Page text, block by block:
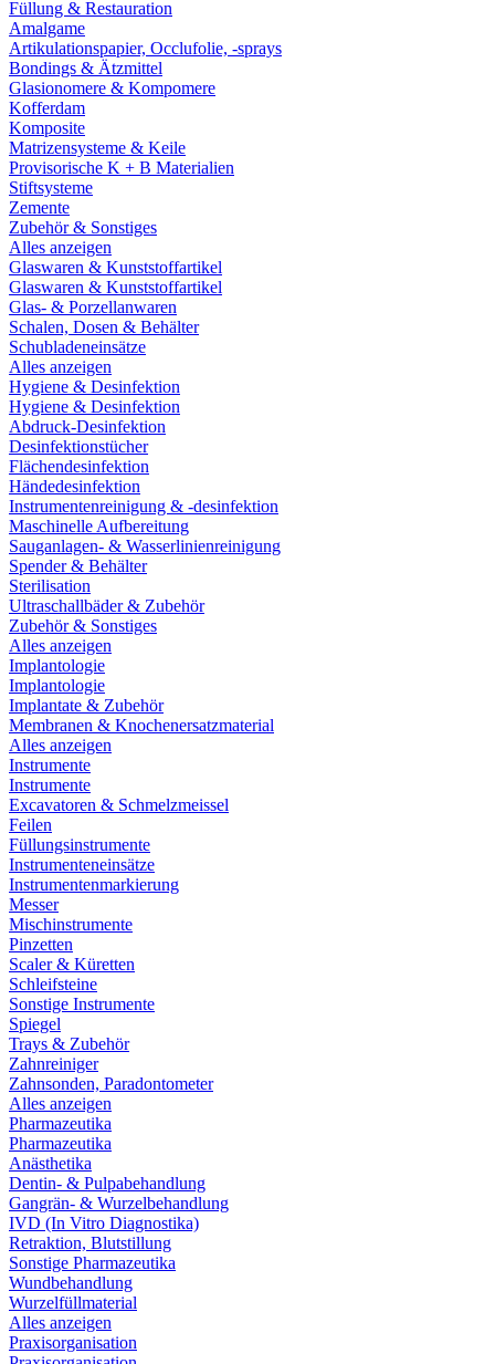
Füllung & Restauration
Amalgame
Artikulationspapier, Occlufolie, -sprays
Bondings & Ätzmittel
Glasionomere & Kompomere
Kofferdam
Komposite
Matrizensysteme & Keile
Provisorische K + B Materialien
Stiftsysteme
Zemente
Zubehör & Sonstiges
Alles anzeigen
Glaswaren & Kunststoffartikel
Glaswaren & Kunststoffartikel
Glas- & Porzellanwaren
Schalen, Dosen & Behälter
Schubladeneinsätze
Alles anzeigen
Hygiene & Desinfektion
Hygiene & Desinfektion
Abdruck-Desinfektion
Desinfektionstücher
Flächendesinfektion
Händedesinfektion
Instrumentenreinigung & -desinfektion
Maschinelle Aufbereitung
Sauganlagen- & Wasserlinienreinigung
Spender & Behälter
Sterilisation
Ultraschallbäder & Zubehör
Zubehör & Sonstiges
Alles anzeigen
Implantologie
Implantologie
Implantate & Zubehör
Membranen & Knochenersatzmaterial
Alles anzeigen
Instrumente
Instrumente
Excavatoren & Schmelzmeissel
Feilen
Füllungsinstrumente
Instrumenteneinsätze
Instrumentenmarkierung
Messer
Mischinstrumente
Pinzetten
Scaler & Küretten
Schleifsteine
Sonstige Instrumente
Spiegel
Trays & Zubehör
Zahnreiniger
Zahnsonden, Paradontometer
Alles anzeigen
Pharmazeutika
Pharmazeutika
Anästhetika
Dentin- & Pulpabehandlung
Gangrän- & Wurzelbehandlung
IVD (In Vitro Diagnostika)
Retraktion, Blutstillung
Sonstige Pharmazeutika
Wundbehandlung
Wurzelfüllmaterial
Alles anzeigen
Praxisorganisation